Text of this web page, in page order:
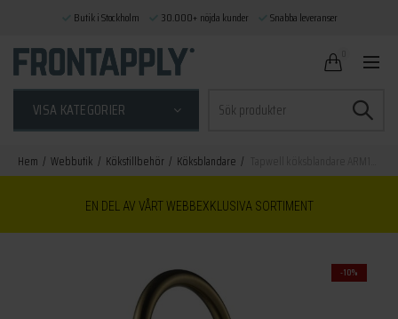
VISA KATEGORIER
efter:
Hem Webbutik Kökstillbehör Köksblandare
EN DEL AV VÅRT WEBBEXKLUSIVA SORTIMENT
-10%
Butik i Stockholm 30.000+ nöjda kunder Snabba leveranser